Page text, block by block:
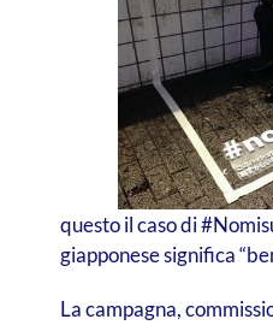
questo il caso di
giapponese significa
La campagna,